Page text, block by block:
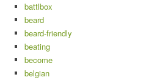
battlbox
beard
beard-friendly
beating
become
belgian